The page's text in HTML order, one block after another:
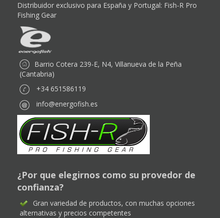
Distribuidor exclusivo para España y Portugal: Fish-R Pro
Fishing Gear
Barrio Cotera 239-E, N4, Villanueva de la Peña
(Cantabria)
+34 651586119
info@energofish.es
¿Por que elegirnos como su provedor de
confianza?
Gran variedad de productos, con muchas opciones
alternativas y precios competentes